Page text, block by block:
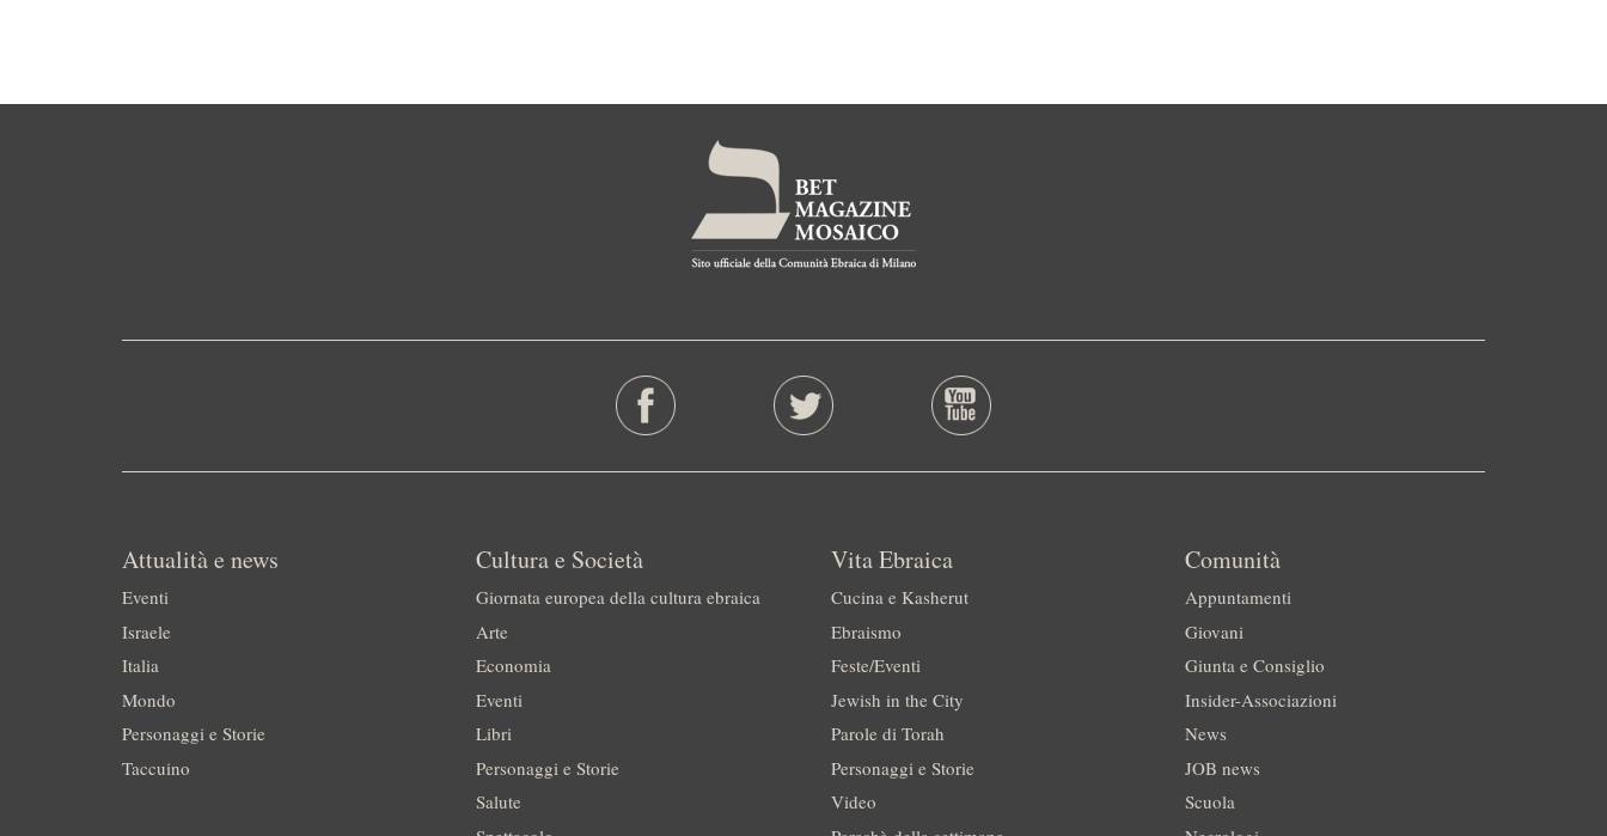
Attualità e news
Eventi
Israele
Italia
Mondo
Personaggi e Storie
Taccuino
Cultura e Società
Giornata europea della cultura ebraica
Arte
Economia
Eventi
Libri
Personaggi e Storie
Salute
Vita Ebraica
Cucina e Kasherut
Ebraismo
Feste/Eventi
Jewish in the City
Parole di Torah
Personaggi e Storie
Video
Comunità
Appuntamenti
Giovani
Giunta e Consiglio
Insider-Associazioni
News
JOB news
Scuola